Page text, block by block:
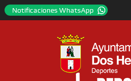
Notificaciones WhatsApp